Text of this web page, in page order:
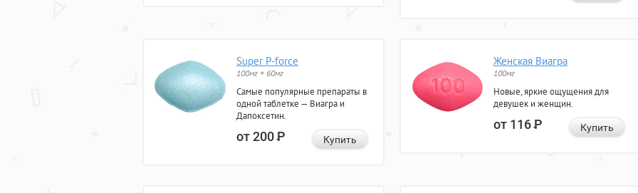
Super P-force
100мг + 60мг
Самые популярные препараты в
одной таблетке — Виагра и
Дапоксетин.
от 200Р Купить
Женская Виагра
100мг
Новые, яркие ощущения для
девушек и женщин.
от 116Р Купить